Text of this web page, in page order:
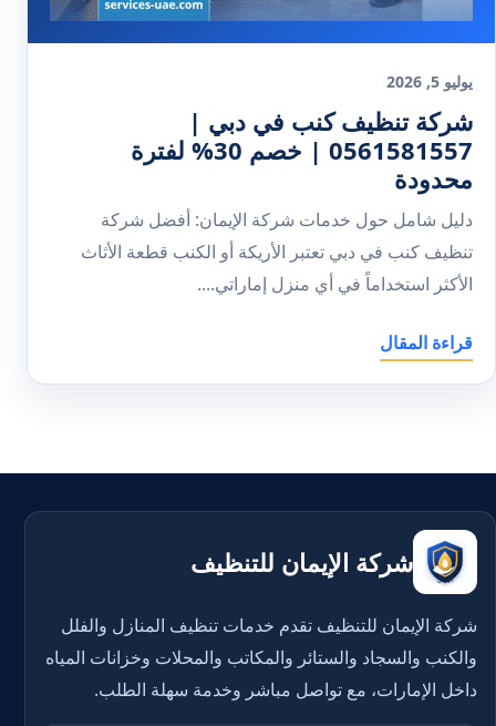
يوليو 5, 2026
شركة تنظيف كنب في دبي |
0561581557 | خصم 30% لفترة
محدودة
دليل شامل حول خدمات شركة الإيمان: أفضل شركة
تنظيف كنب في دبي تعتبر الأريكة أو الكنب قطعة الأثاث
الأكثر استخداماً في أي منزل إماراتي....
قراءة المقال
شركة الإيمان للتنظيف
شركة الإيمان للتنظيف تقدم خدمات تنظيف المنازل والفلل
والكنب والسجاد والستائر والمكاتب والمحلات وخزانات المياه
داخل الإمارات، مع تواصل مباشر وخدمة سهلة الطلب.